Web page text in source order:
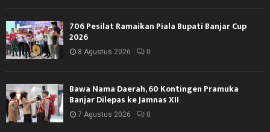
706 Pesilat Ramaikan Piala Bupati Banjar Cup
2026
8 Agustus 2026 0
Bawa Nama Daerah, 60 Kontingen Pramuka
Banjar Dilepas ke Jamnas XII
7 Agustus 2026 0